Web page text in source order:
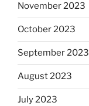
November 2023
October 2023
September 2023
August 2023
July 2023